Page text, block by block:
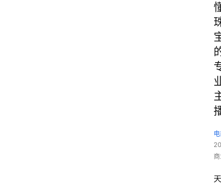
天